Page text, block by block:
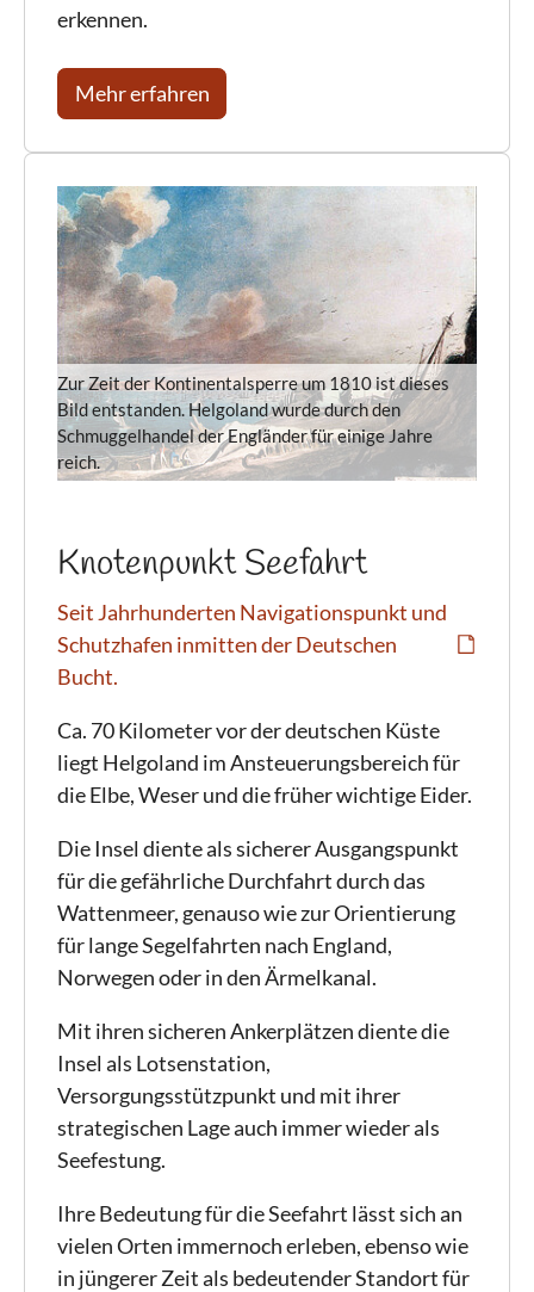
erkennen.
Mehr erfahren
Zur Zeit der Kontinentalsperre um 1810 ist dieses
Bild entstanden. Helgoland wurde durch den
Schmuggelhandel der Engländer für einige Jahre
reich.
Knotenpunkt Seefahrt
Seit Jahrhunderten Navigationspunkt und
Schutzhafen inmitten der Deutschen
Bucht.
​Ca. 70 Kilometer vor der deutschen Küste
liegt Helgoland im Ansteuerungsbereich für
die Elbe, Weser und die früher wichtige Eider.
Die Insel diente als sicherer Ausgangspunkt
für die gefährliche Durchfahrt durch das
Wattenmeer, genauso wie zur Orientierung
für lange Segelfahrten nach England,
Norwegen oder in den Ärmelkanal.
Mit ihren sicheren Ankerplätzen diente die
Insel als Lotsenstation,
Versorgungsstützpunkt und mit ihrer
strategischen Lage auch immer wieder als
Seefestung.
Ihre Bedeutung für die Seefahrt lässt sich an
vielen Orten immernoch erleben, ebenso wie
in jüngerer Zeit als bedeutender Standort für